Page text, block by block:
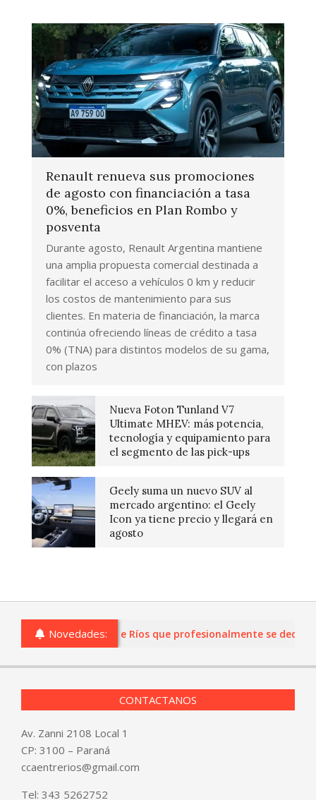
Renault renueva sus promociones
de agosto con financiación a tasa
0%, beneficios en Plan Rombo y
posventa
Durante agosto, Renault Argentina mantiene
una amplia propuesta comercial destinada a
facilitar el acceso a vehículos 0 km y reducir
los costos de mantenimiento para sus
clientes. En materia de financiación, la marca
continúa ofreciendo líneas de crédito a tasa
0% (TNA) para distintos modelos de su gama,
con plazos
Nueva Foton Tunland V7
Ultimate MHEV: más potencia,
tecnología y equipamiento para
el segmento de las pick-ups
Geely suma un nuevo SUV al
mercado argentino: el Geely
Icon ya tiene precio y llegará en
agosto
Novedades:
o comercios de Entre Ríos que profesionalmente se
CONTACTANOS
Av. Zanni 2108 Local 1
CP: 3100 – Paraná
ccaentrerios@gmail.com
Tel: 343 5262752